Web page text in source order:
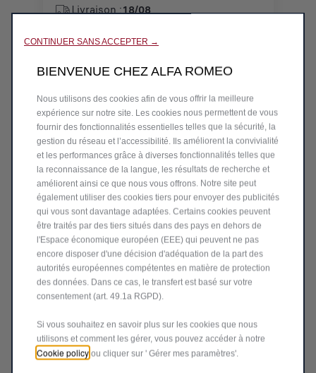
Livraison :18/08
447,48€
Price
447,48
€
Quantity
updated
to:
1
Ajouter au panier
Code 50901884
SYSTÈME ANTIVOL À ALARME
VOLUMÉTRIQUE AVEC OPT 388
CONTINUER SANS ACCEPTER →
BIENVENUE CHEZ ALFA ROMEO
Nous utilisons des cookies afin de vous offrir la meilleure
expérience sur notre site. Les cookies nous permettent de vous
fournir des fonctionnalités essentielles telles que la sécurité, la
gestion du réseau et l’accessibilité. Ils améliorent la convivialité
et les performances grâce à diverses fonctionnalités telles que
la reconnaissance de la langue, les résultats de recherche et
améliorent ainsi ce que nous vous offrons. Notre site peut
également utiliser des cookies tiers pour envoyer des publicités
qui vous sont davantage adaptées. Certains cookies peuvent
être traités par des tiers situés dans des pays en dehors de
l'Espace économique européen (EEE) qui peuvent ne pas
encore disposer d'une décision d'adéquation de la part des
autorités européennes compétentes en matière de protection
des données. Dans ce cas, le transfert est basé sur votre
consentement (art. 49.1a RGPD).
Si vous souhaitez en savoir plus sur les cookies que nous
utilisons et comment les gérer, vous pouvez accéder à notre
Cookie policy ou cliquer sur ' Gérer mes paramètres'.